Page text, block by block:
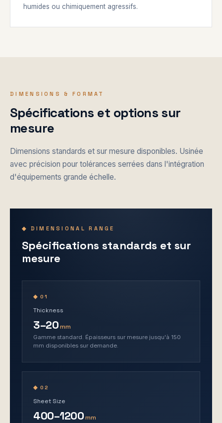
humides ou chimiquement agressifs.
DIMENSIONS & FORMAT
Spécifications et options sur
mesure
Dimensions standards et sur mesure disponibles. Usinée
avec précision pour tolérances serrées dans l'intégration
d'équipements grande échelle.
◆ DIMENSIONAL RANGE
Spécifications standards et sur
mesure
◆ 01
Thickness
3–20 mm
Gamme standard. Épaisseurs sur mesure jusqu'à 150
mm disponibles sur demande.
◆ 02
Sheet Size
400–1200 mm